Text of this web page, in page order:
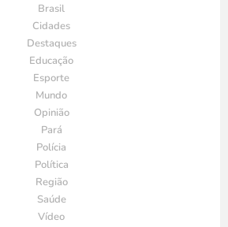
Brasil
Cidades
Destaques
Educação
Esporte
Mundo
Opinião
Pará
Polícia
Política
Região
Saúde
Vídeo